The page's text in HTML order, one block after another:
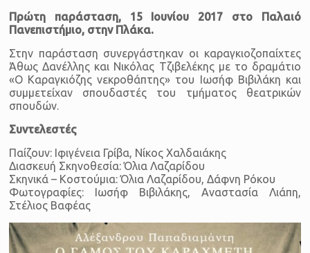
Πρώτη παράσταση, 15 Ιουνίου 2017 στο Παλαιό
Πανεπιστήμιο, στην Πλάκα.
Στην παράσταση συνεργάστηκαν οι καραγκιοζοπαίχτες
Άθως Δανέλλης και Νικόλας Τζιβελέκης με το δραμάτιο
«Ο Καραγκιόζης νεκροθάπτης» του Ιωσήφ Βιβιλάκη και
συμμετείχαν σπουδαστές του τμήματος θεατρικών
σπουδών.
Συντελεστές
Παίζουν: Ιφιγένεια Γρίβα, Νίκος Χαλδαιάκης
Διασκευή Σκηνοθεσία: Όλια Λαζαρίδου
Σκηνικά – Κοστούμια: Όλια Λαζαρίδου, Δάφνη Ρόκου
Φωτογραφίες: Ιωσήφ Βιβιλάκης, Αναστασία Λιάπη,
Στέλιος Βαφέας